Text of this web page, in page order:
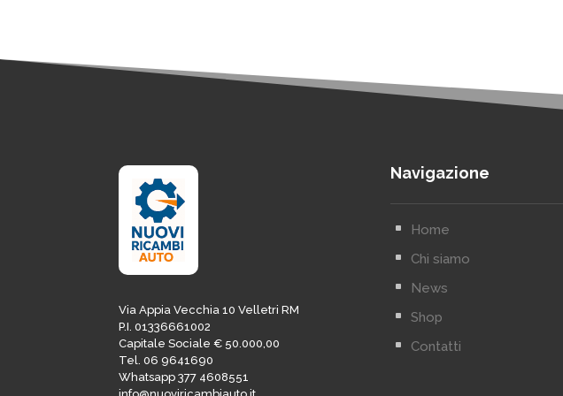
Via Appia Vecchia 10 Velletri RM
P.I. 01336661002
Capitale Sociale € 50.000,00
Tel. 06 9641690
Whatsapp 377 4608551
Navigazione
^ Home
^ Chi siamo
^ News
^ Shop
^ Contatti